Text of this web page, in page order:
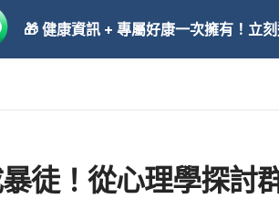
🎁 健康資訊 + 專屬好康一次擁有！立
徒！從心理學探討